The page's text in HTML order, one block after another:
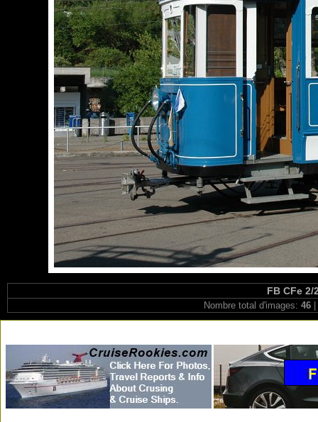
FB CFe 2/
Nombre total d'images: 46|